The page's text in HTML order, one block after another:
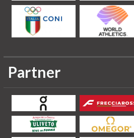
Partner